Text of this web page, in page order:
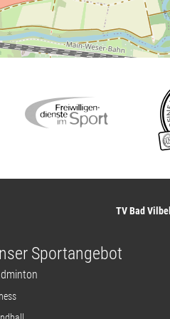
TV Bad
Sportangebot